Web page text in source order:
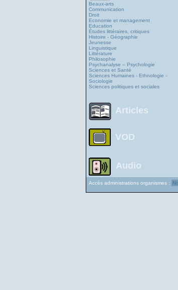
Beaux-arts
Communication
Droit
Economie et management
Education
Études littéraires, critiques
Histoire - Géographie
Jeunesse
Linguistique
Littérature
Philosophie
Psychanalyse – Psychologie
Sciences et Santé
Sciences Humaines - Ethnologie -
Sociologie
Sciences politiques et sociales
Articles
VOD
Audio
Accès administrations organismes :